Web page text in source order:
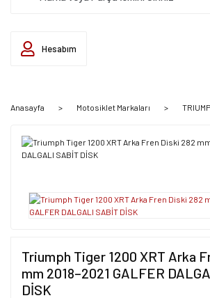
Hesabım
Anasayfa Motosiklet Markaları
Triumph Tiger 1200 XRT Arka
mm 2018–2021 GALFER
DİSK